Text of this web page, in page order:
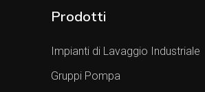
Prodotti
Impianti di Lavaggio Industriale
Gruppi Pompa